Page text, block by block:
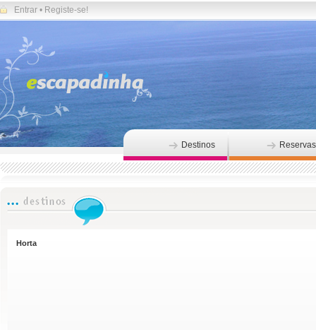
Entrar • Registe-se!
Destinos Reservas
Horta